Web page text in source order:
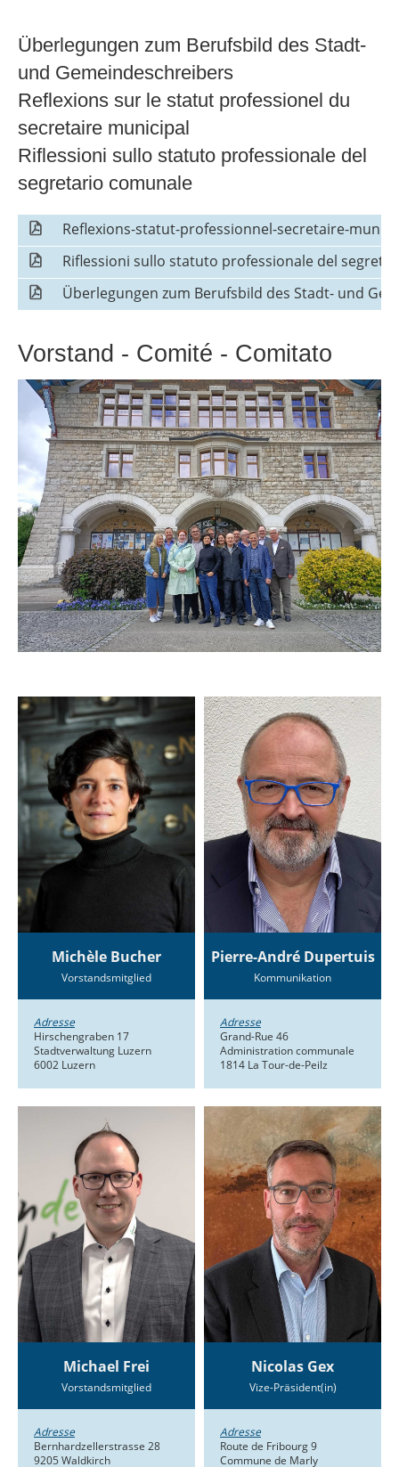
Überlegungen zum Berufsbild des Stadt-
und Gemeindeschreibers
Reflexions sur le statut professionel du
secretaire municipal
Riflessioni sullo statuto professionale del
segretario comunale
Reflexions-statut-professionnel-secretaire-
Riflessioni sullo statuto professionale del
Überlegungen zum Berufsbild des Stadt- und
Vorstand - Comité - Comitato
Michèle Bucher
Vorstandsmitglied
Adresse
Hirschengraben 17
Stadtverwaltung Luzern
6002 Luzern
Pierre-André Dupertuis
Kommunikation
Adresse
Grand-Rue 46
Administration communale
1814 La Tour-de-Peilz
Michael Frei
Vorstandsmitglied
Adresse
Bernhardzellerstrasse 28
9205 Waldkirch
Nicolas Gex
Vize-Präsident(in)
Adresse
Route de Fribourg 9
Commune de Marly